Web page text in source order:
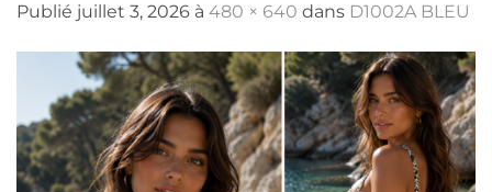
Publié juillet 3, 2026 à 480 × 640 dans D1002A BLEU